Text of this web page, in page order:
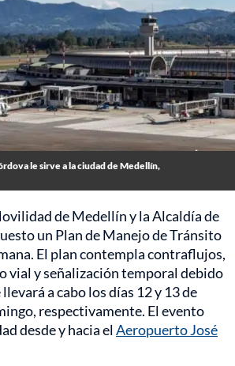
le sirve a la ciudad de Medellín,
de Medellín y la Alcaldía de
un Plan de Manejo de Tránsito
El plan contempla contraflujos,
vial y señalización temporal debido
a cabo los días 12 y 13 de
respectivamente. El evento
desde y hacia elAeropuerto José